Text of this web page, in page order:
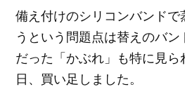
備え付けのシリコンバンドで
うという問題点は替えのバ
だった「かぶれ」も特に見
日、買い足しました。